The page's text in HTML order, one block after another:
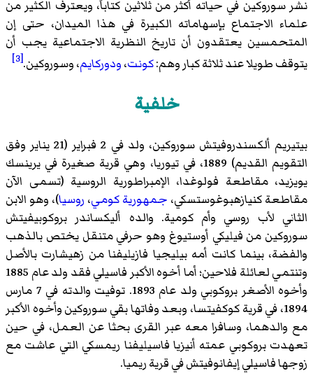
نشر سوروكين في حياته أكثر من ثلاثين كتاباً، ويعترف الكثير من
علماء الاجتماع بإسهاماته الكبيرة في هذا الميدان، حتى إن
المتحمسين يعتقدون أن تاريخ النظرية الاجتماعية يجب أن
يتوقف طويلا عند ثلاثة كبار وهم:كونت،ودوركايم، وسوروكين.[3]
خلفية
بيتيريم ألكسندروفيتش سوروكين، ولد في 2 فبراير (21 يناير وفق
التقويم القديم) 1889، في تيوريا، وهي قرية صغيرة في يرينسك
يويزيد، مقاطعة فولوغدا، الإمبراطورية الروسية (تسمى الآن
مقاطعة كنيازهبوغوستسكي، جمهورية كومي، روسيا)، وهو الابن
الثاني لأب روسي وأم كومية. والده أليكساندر بروكوبيفيتش
سوروكين من فيليكي أوستيوغ وهو حرفي متنقل يختص بالذهب
والفضة، بينما كانت أمه بيليجيا فازيليفنا من زهيشارت بالأصل
وتنتمي لعائلة فلاحين؛ أما أخوه الأكبر فاسيلي فقد ولد عام 1885
وأخوه الأصغر بروكوبي ولد عام 1893. توفيت والدته في 7 مارس
1894، في قرية كوكفيتسا، وبعد وفاتها بقي سوروكين وأخوه الأكبر
مع والدهما، وسافرا معه عبر القرى بحثا عن العمل، في حين
تعهدت بروكوبي عمته أنيزيا فاسيليفنا ريمسكي التي عاشت مع
زوجها فاسيلي إيفانوفيتش في قرية ريميا.